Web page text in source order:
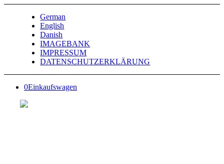
German
English
Danish
IMAGEBANK
IMPRESSUM
DATENSCHUTZERKLÄRUNG
0Einkaufswagen